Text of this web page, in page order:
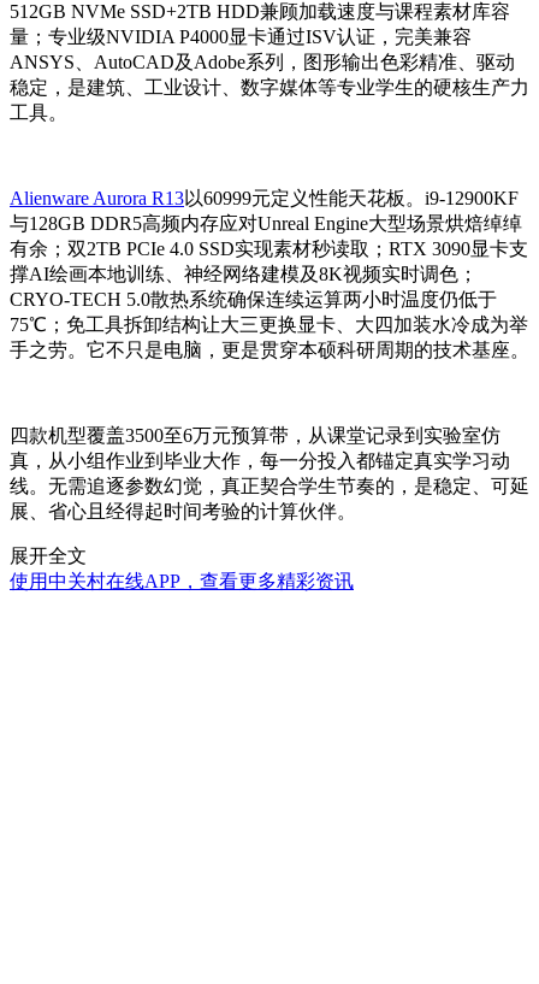
512GB NVMe SSD+2TB HDD兼顾加载速度与课程素材库容
量；专业级NVIDIA P4000显卡通过ISV认证，完美兼容
ANSYS、AutoCAD及Adobe系列，图形输出色彩精准、驱动
稳定，是建筑、工业设计、数字媒体等专业学生的硬核生产力
工具。
Alienware Aurora R13以60999元定义性能天花板。i9-12900KF
与128GB DDR5高频内存应对Unreal Engine大型场景烘焙绰绰
有余；双2TB PCIe 4.0 SSD实现素材秒读取；RTX 3090显卡支
撑AI绘画本地训练、神经网络建模及8K视频实时调色；
CRYO-TECH 5.0散热系统确保连续运算两小时温度仍低于
75℃；免工具拆卸结构让大三更换显卡、大四加装水冷成为举
手之劳。它不只是电脑，更是贯穿本硕科研周期的技术基座。
四款机型覆盖3500至6万元预算带，从课堂记录到实验室仿
真，从小组作业到毕业大作，每一分投入都锚定真实学习动
线。无需追逐参数幻觉，真正契合学生节奏的，是稳定、可延
展、省心且经得起时间考验的计算伙伴。
展开全文
使用中关村在线APP，查看更多精彩资讯